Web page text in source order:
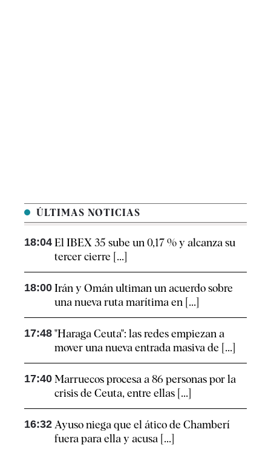
ÚLTIMAS NOTICIAS
18:04 El IBEX 35 sube un 0,17 % y alcanza su
tercer cierre [...]
18:00 Irán y Omán ultiman un acuerdo sobre
una nueva ruta marítima en [...]
17:48 "Haraga Ceuta": las redes empiezan a
mover una nueva entrada masiva de [...]
17:40 Marruecos procesa a 86 personas por la
crisis de Ceuta, entre ellas [...]
16:32 Ayuso niega que el ático de Chamberí
fuera para ella y acusa [...]